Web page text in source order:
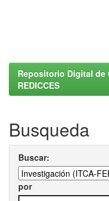
Repositorio Digital de
REDICCES
Busqueda
Buscar:
por